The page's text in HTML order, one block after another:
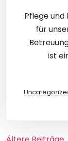
Pflege und
für
ist